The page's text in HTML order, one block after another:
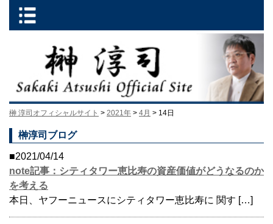
榊 淳司オフィシャルサイト > 2021年 > 4月 > 14日
榊淳司ブログ
■2021/04/14
note記事：シティタワー恵比寿の資産価値がどうなるのか
を考える
本日、ヤフーニュースにシティタワー恵比寿に 関す […]